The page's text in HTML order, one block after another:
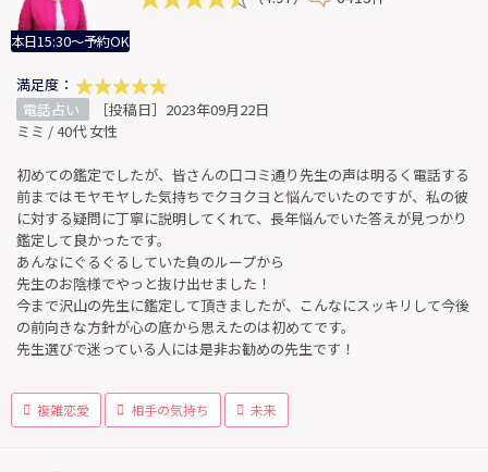
本日15:30～予約OK
満足度：
電話占い
［投稿日］2023年09月22日
ミミ / 40代 女性
初めての鑑定でしたが、皆さんの口コミ通り先生の声は明るく電話する
前まではモヤモヤした気持ちでクヨクヨと悩んでいたのですが、私の彼
に対する疑問に丁寧に説明してくれて、長年悩んでいた答えが見つかり
鑑定して良かったです。
あんなにぐるぐるしていた負のループから
先生のお陰様でやっと抜け出せました！
今まで沢山の先生に鑑定して頂きましたが、こんなにスッキリして今後
の前向きな方針が心の底から思えたのは初めてです。
先生選びで迷っている人には是非お勧めの先生です！
複雑恋愛 相手の気持ち 未来